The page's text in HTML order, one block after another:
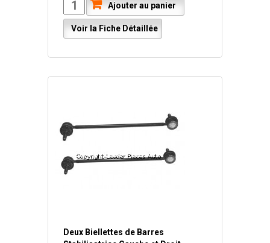
Ajouter au panier
Voir la Fiche Détaillée
Deux Biellettes de Barres